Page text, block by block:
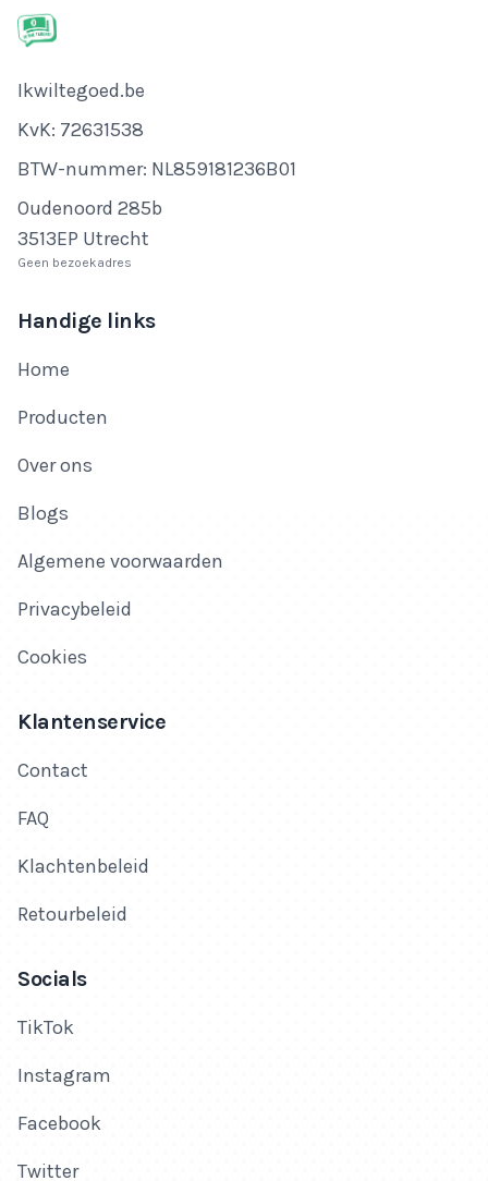
Bedrijfsnaam
Ikwiltegoed.be
KvK-nummer
KvK: 72631538
Btw-nummer
BTW-nummer: NL859181236B01
Adres
Oudenoord 285b
3513EP Utrecht
Geen bezoekadres
Handige links
Home
Producten
Over ons
Blogs
Algemene voorwaarden
Privacybeleid
Cookies
Klantenservice
Contact
FAQ
Klachtenbeleid
Retourbeleid
Socials
TikTok
Instagram
Facebook
Twitter